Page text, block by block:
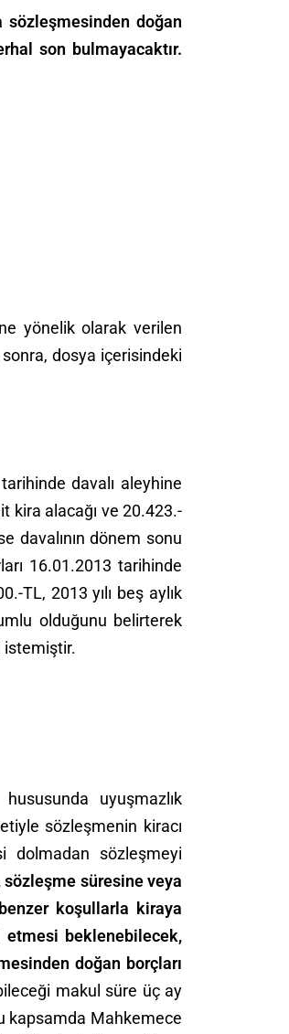
sözleşmesinden doğan
son bulmayacaktır.
yönelik olarak verilen
dosya içerisindeki
davalı aleyhine
kira alacağı ve 20.423.-
davalının dönem sonu
16.01.2013 tarihinde
TL, 2013 yılı beş aylık
olduğunu belirterek
istemiştir.
uyuşmazlık
sözleşmenin kiracı
dolmadan sözleşmeyi
sözleşme süresine veya
koşullarla kiraya
etmesi beklenebilecek,
doğan borçları
makul süre üç ay
kapsamda Mahkemece